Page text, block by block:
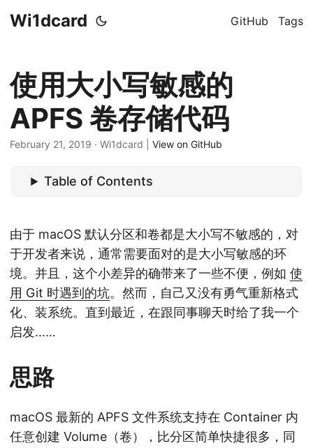
Wi1dcard GitHub Tags
使用大小写敏感的
APFS 卷存储代码
February 21, 2019 · Wi1dcard | View on GitHub
Table of Contents
由于 macOS 默认分区和卷都是大小写不敏感的，对
于开发者来说，通常需要面对的是大小写敏感的环
境。并且，这个小差异的确带来了一些不便，例如 使
用 Git 时遇到的坑。然而，自己又没有勇气重新格式
化、装系统。直到最近，在跟同事聊天时给了我一个
启发……
思路
macOS 最新的 APFS 文件系统支持在 Container 内
任意创建 Volume（卷），比分区简单快捷很多，同